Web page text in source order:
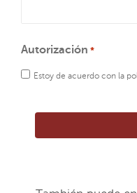
Autorización *
Estoy de acuerdo con la